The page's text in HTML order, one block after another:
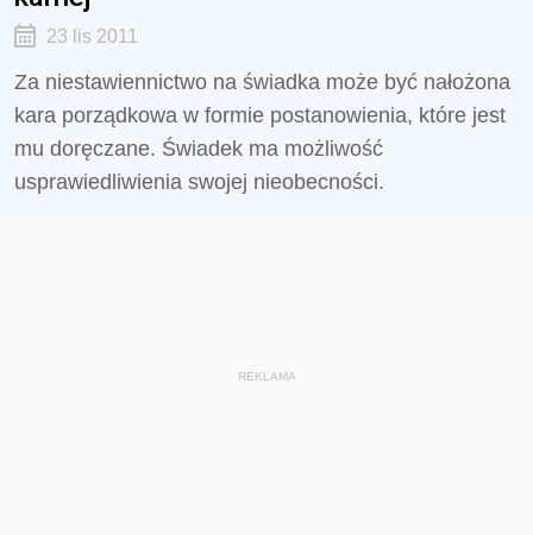
23 lis 2011
Za niestawiennictwo na świadka może być nałożona
kara porządkowa w formie postanowienia, które jest
mu doręczane. Świadek ma możliwość
usprawiedliwienia swojej nieobecności.
REKLAMA